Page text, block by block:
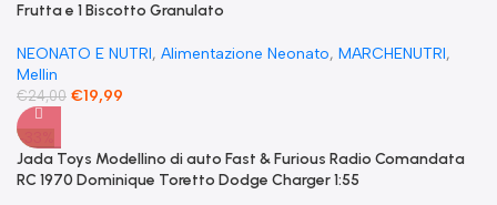
Frutta e 1 Biscotto Granulato
NEONATO E NUTRI, Alimentazione Neonato, MARCHENUTRI,
Mellin
€24,00 €19,99
-33%
Jada Toys Modellino di auto Fast & Furious Radio Comandata
RC 1970 Dominique Toretto Dodge Charger 1:55